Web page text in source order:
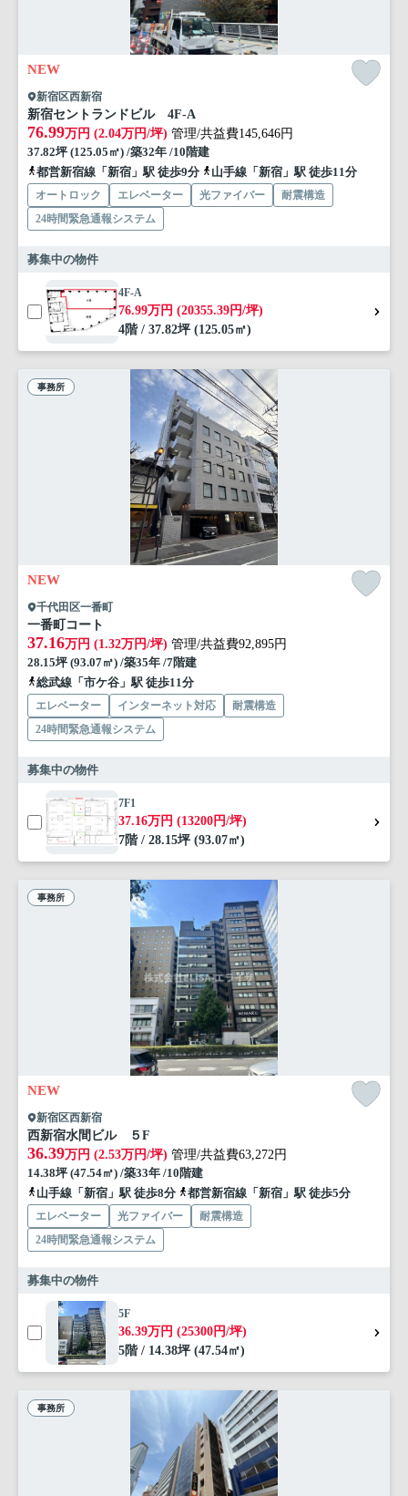
NEW
新宿区西新宿
新宿セントランドビル 4F-A
76.99万円 (2.04万円/坪) 管理/共益費145,646円
37.82坪 (125.05㎡) /築32年 /10階建
都営新宿線「新宿」駅 徒歩9分
山手線「新宿」駅 徒歩11分
オートロック エレベーター 光ファイバー
耐震構造
24時間緊急通報システム
募集中の物件
4F-A
76.99万円 (20355.39円/坪)
4階 / 37.82坪 (125.05㎡)
事務所
NEW
千代田区一番町
一番町コート
37.16万円 (1.32万円/坪) 管理/共益費92,895円
28.15坪 (93.07㎡) /築35年 /7階建
総武線「市ケ谷」駅 徒歩11分
エレベーター インターネット対応
耐震構造
24時間緊急通報システム
募集中の物件
7F1
37.16万円 (13200円/坪)
7階 / 28.15坪 (93.07㎡)
事務所
NEW
新宿区西新宿
西新宿水間ビル ５F
36.39万円 (2.53万円/坪) 管理/共益費63,272円
14.38坪 (47.54㎡) /築33年 /10階建
山手線「新宿」駅 徒歩8分
都営新宿線「新宿」駅 徒歩5分
エレベーター 光ファイバー
耐震構造
24時間緊急通報システム
募集中の物件
5F
36.39万円 (25300円/坪)
5階 / 14.38坪 (47.54㎡)
事務所